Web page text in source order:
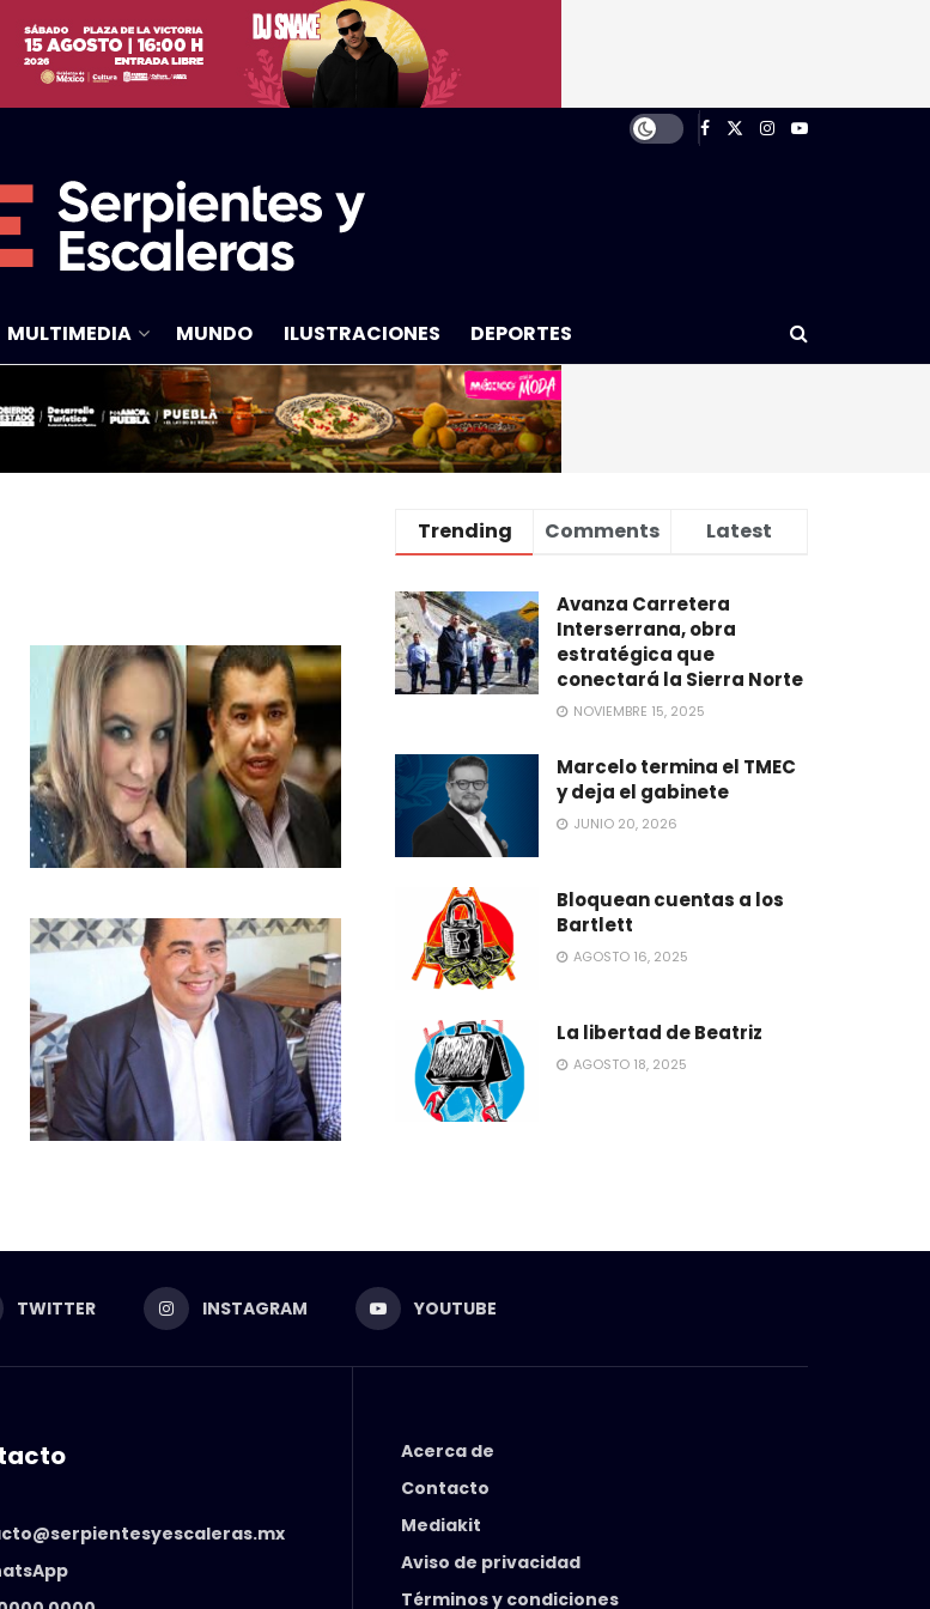
MULTIMEDIA MUNDO ILUSTRACIONES DEPORTES
Trending Comments Latest
Avanza Carretera
Interserrana, obra
estratégica que
conectará la Sierra Norte
NOVIEMBRE 15, 2025
Marcelo termina el TMEC
y deja el gabinete
JUNIO 20, 2026
Bloquean cuentas a los
Bartlett
AGOSTO 16, 2025
La libertad de Beatriz
AGOSTO 18, 2025
TWITTER INSTAGRAM YOUTUBE
Acerca de
Contacto
Mediakit
Aviso de privacidad
Términos y condiciones